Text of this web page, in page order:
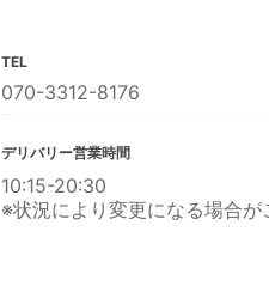
TEL
070-3312-8176
デリバリー営業時間
10:15-20:30
※状況により変更になる場合が